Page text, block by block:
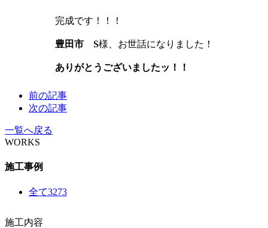
完成です！！！
豊田市 S様、お世話になりました！
ありがとうございましたッ！！
前の記事
次の記事
一覧へ戻る
WORKS
施工事例
全て3273
施工内容